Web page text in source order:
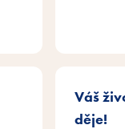
Váš
děje!